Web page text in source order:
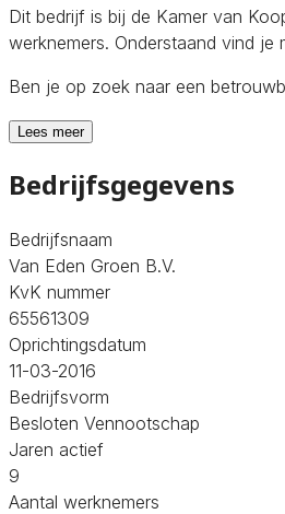
Dit bedrijf is bij de Kamer van
werknemers. Onderstaand vind je
Ben je op zoek naar een
Lees meer
Bedrijfsgegevens
Bedrijfsnaam
Van Eden Groen B.V.
KvK nummer
65561309
Oprichtingsdatum
11-03-2016
Bedrijfsvorm
Besloten Vennootschap
Jaren actief
9
Aantal werknemers